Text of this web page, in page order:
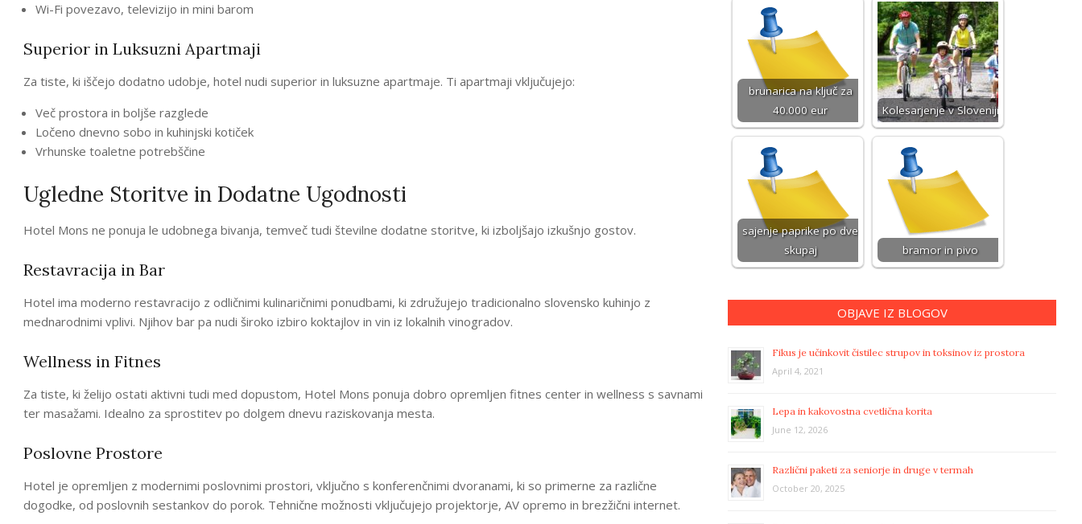
Wi-Fi povezavo, televizijo in mini barom
Superior in Luksuzni Apartmaji
Za tiste, ki iščejo dodatno udobje, hotel nudi superior in luksuzne apartmaje. Ti apartmaji vključujejo:
Več prostora in boljše razglede
Ločeno dnevno sobo in kuhinjski kotiček
Vrhunske toaletne potrebščine
Ugledne Storitve in Dodatne Ugodnosti
Hotel Mons ne ponuja le udobnega bivanja, temveč tudi številne dodatne storitve, ki izboljšajo izkušnjo gostov.
Restavracija in Bar
Hotel ima moderno restavracijo z odličnimi kulinaričnimi ponudbami, ki združujejo tradicionalno slovensko kuhinjo z
mednarodnimi vplivi. Njihov bar pa nudi široko izbiro koktajlov in vin iz lokalnih vinogradov.
Wellness in Fitnes
Za tiste, ki želijo ostati aktivni tudi med dopustom, Hotel Mons ponuja dobro opremljen fitnes center in wellness s savnami
ter masažami. Idealno za sprostitev po dolgem dnevu raziskovanja mesta.
Poslovne Prostore
Hotel je opremljen z modernimi poslovnimi prostori, vključno s konferenčnimi dvoranami, ki so primerne za različne
dogodke, od poslovnih sestankov do porok. Tehnične možnosti vključujejo projektorje, AV opremo in brezžični internet.
brunarica na ključ za
40.000 eur
Kolesarjenje v Sloveniji
sajenje paprike po dve
skupaj
bramor in pivo
OBJAVE IZ BLOGOV
Fikus je učinkovit čistilec strupov in toksinov iz prostora
April 4, 2021
Lepa in kakovostna cvetlična korita
June 12, 2026
Različni paketi za seniorje in druge v termah
October 20, 2025